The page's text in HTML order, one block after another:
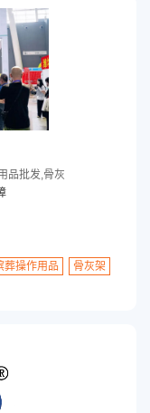
品批发,骨灰
葬操作用品
骨灰架